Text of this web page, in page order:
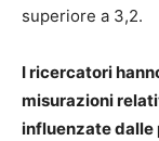
superiore a 3,2.
I ricercatori
misurazioni
influenzate dalle